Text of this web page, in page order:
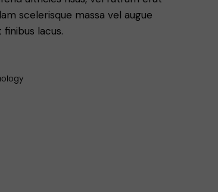
scelerisque massa vel augue
lacus.